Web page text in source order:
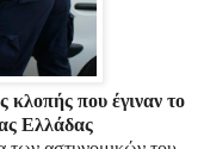
κλοπής που έγιναν το
Ελλάδας